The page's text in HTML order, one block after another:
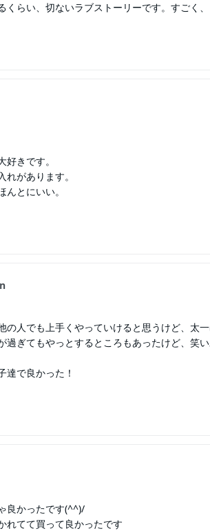
くらい、切ないラブストーリーです。すごく、
きです。
があります。
とにいい。
の人でも上手くやっていけると思うけど、太
過ぎてもやっとするところもあったけど、笑
達で良かった！
良かったです(^^)/
れてて買って良かったです